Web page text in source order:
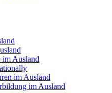
im Ausland
im Ausland
im Ausland